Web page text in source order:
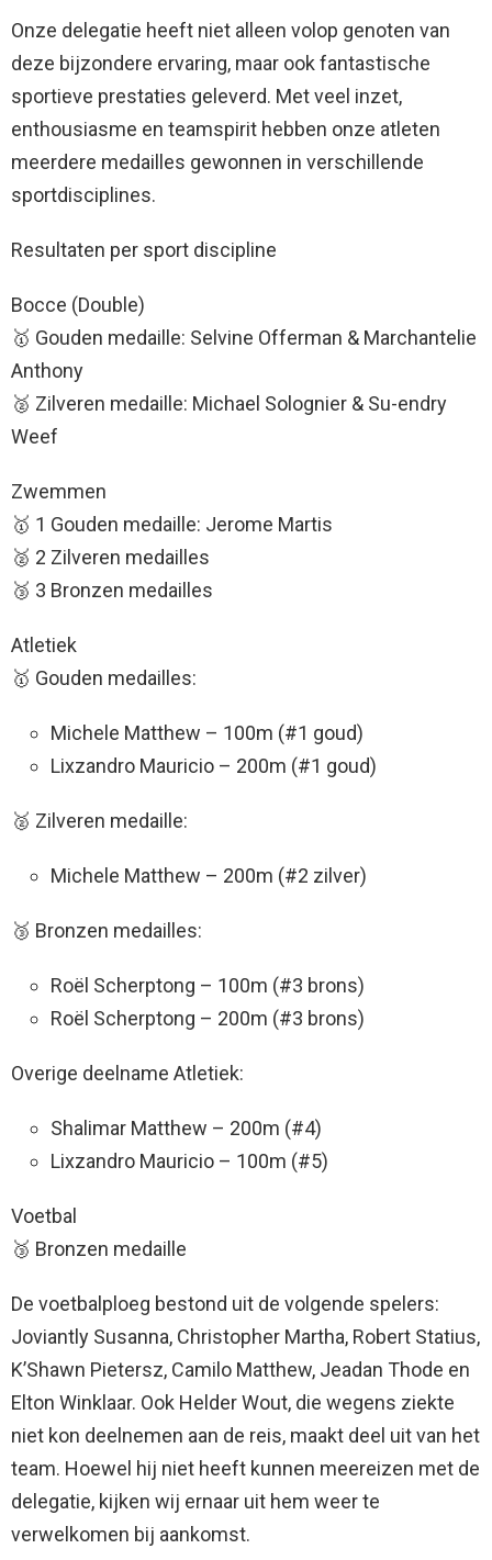
Onze delegatie heeft niet alleen volop genoten van
deze bijzondere ervaring, maar ook fantastische
sportieve prestaties geleverd. Met veel inzet,
enthousiasme en teamspirit hebben onze atleten
meerdere medailles gewonnen in verschillende
sportdisciplines.
Resultaten per sport discipline
Bocce (Double)
🥇 Gouden medaille: Selvine Offerman & Marchantelie
Anthony
🥈 Zilveren medaille: Michael Solognier & Su-endry
Weef
Zwemmen
🥇 1 Gouden medaille: Jerome Martis
🥈 2 Zilveren medailles
🥉 3 Bronzen medailles
Atletiek
🥇 Gouden medailles:
Michele Matthew – 100m (#1 goud)
Lixzandro Mauricio – 200m (#1 goud)
🥈 Zilveren medaille:
Michele Matthew – 200m (#2 zilver)
🥉 Bronzen medailles:
Roël Scherptong – 100m (#3 brons)
Roël Scherptong – 200m (#3 brons)
Overige deelname Atletiek:
Shalimar Matthew – 200m (#4)
Lixzandro Mauricio – 100m (#5)
Voetbal
🥉 Bronzen medaille
De voetbalploeg bestond uit de volgende spelers:
Joviantly Susanna, Christopher Martha, Robert Statius,
K’Shawn Pietersz, Camilo Matthew, Jeadan Thode en
Elton Winklaar. Ook Helder Wout, die wegens ziekte
niet kon deelnemen aan de reis, maakt deel uit van het
team. Hoewel hij niet heeft kunnen meereizen met de
delegatie, kijken wij ernaar uit hem weer te
verwelkomen bij aankomst.